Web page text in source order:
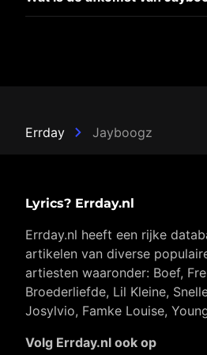
Errday Jayboogz
Lyrics? Errday.nl
Errday.nl heeft een rijke
artikelen van diverse
artiesten waaronder: Boef,
Broederliefde, Lil Kleine,
Josylvio, Famke Louise,
Volg Errday.nl ook op